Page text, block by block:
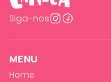
Siga-nos
MENU
Home